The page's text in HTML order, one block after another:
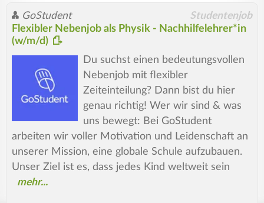
GoStudent Studentenjob
Flexibler Nebenjob als Physik - Nachhilfelehrer*in
(w/m/d)
Du suchst einen bedeutungsvollen
Nebenjob mit flexibler
Zeiteinteilung? Dann bist du hier
genau richtig! Wer wir sind & was
uns bewegt: Bei GoStudent
arbeiten wir voller Motivation und Leidenschaft an
unserer Mission, eine globale Schule aufzubauen.
Unser Ziel ist es, dass jedes Kind weltweit sein